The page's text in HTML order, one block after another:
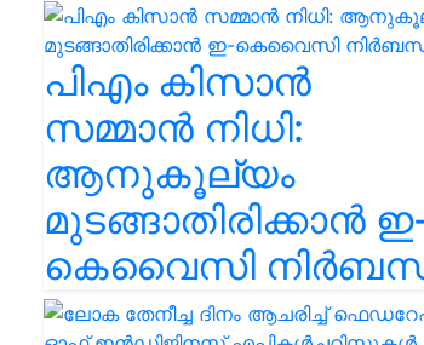
പിഎം കിസാൻ
സമ്മാൻ നിധി:
ആനുകൂല്യം
മുടങ്ങാതിരിക്കാൻ
കെവൈസി